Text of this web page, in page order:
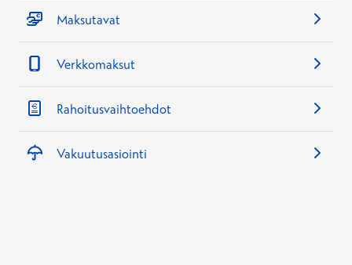
Maksutavat
Verkkomaksut
Rahoitusvaihtoehdot
Vakuutusasiointi